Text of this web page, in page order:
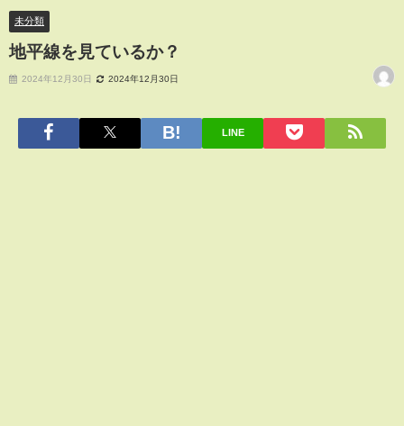
未分類
地平線を見ているか？
2024年12月30日 2024年12月30日
LINE